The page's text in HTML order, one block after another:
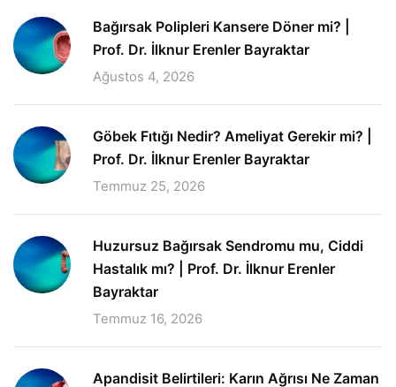
Bağırsak Polipleri Kansere Döner mi? |
Prof. Dr. İlknur Erenler Bayraktar
Ağustos 4, 2026
Göbek Fıtığı Nedir? Ameliyat Gerekir mi? |
Prof. Dr. İlknur Erenler Bayraktar
Temmuz 25, 2026
Huzursuz Bağırsak Sendromu mu, Ciddi
Hastalık mı? | Prof. Dr. İlknur Erenler
Bayraktar
Temmuz 16, 2026
Apandisit Belirtileri: Karın Ağrısı Ne Zaman